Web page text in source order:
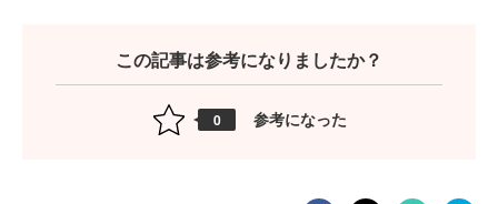
この記事は参考になりましたか？
0 参考になった